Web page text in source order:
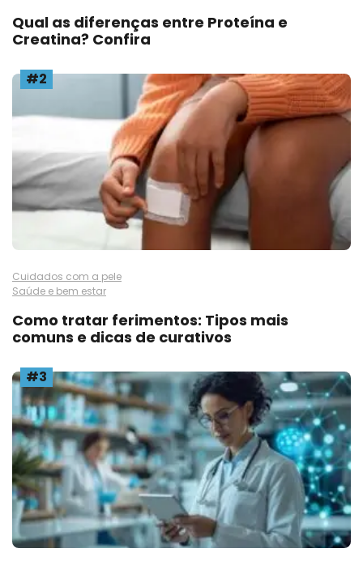
Qual as diferenças entre Proteína e
Creatina? Confira
#2
Cuidados com a pele
Saúde e bem estar
Como tratar ferimentos: Tipos mais
comuns e dicas de curativos
#3